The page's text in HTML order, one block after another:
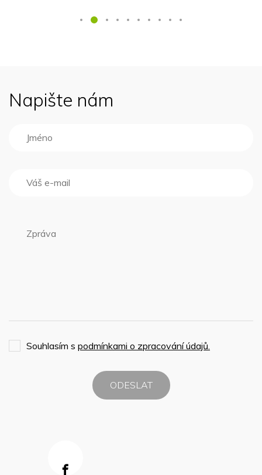
Napište nám
Souhlasím s podmínkami o zpracování údajů.